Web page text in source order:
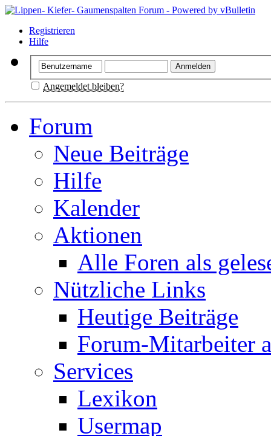
Registrieren
Hilfe
Angemeldet bleiben?
Forum
Neue Beiträge
Hilfe
Kalender
Aktionen
Alle Foren als
Nützliche Links
Heutige Beiträge
Forum-Mitarbeiter
Services
Lexikon
Usermap